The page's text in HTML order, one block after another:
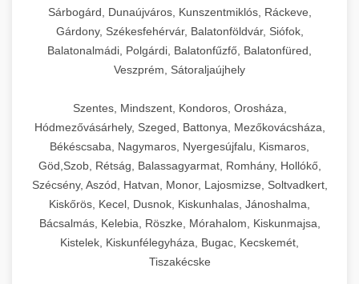
Sárbogárd, Dunaújváros, Kunszentmiklós, Ráckeve,
Gárdony, Székesfehérvár, Balatonföldvár, Siófok,
Balatonalmádi, Polgárdi, Balatonfűzfő, Balatonfüred,
Veszprém, Sátoraljaújhely
Szentes, Mindszent, Kondoros, Orosháza,
Hódmezővásárhely, Szeged, Battonya, Mezőkovácsháza,
Békéscsaba, Nagymaros, Nyergesújfalu, Kismaros,
Göd,Szob, Rétság, Balassagyarmat, Romhány, Hollókő,
Szécsény, Aszód, Hatvan, Monor, Lajosmizse, Soltvadkert,
Kiskőrös, Kecel, Dusnok, Kiskunhalas, Jánoshalma,
Bácsalmás, Kelebia, Röszke, Mórahalom, Kiskunmajsa,
Kistelek, Kiskunfélegyháza, Bugac, Kecskemét,
Tiszakécske